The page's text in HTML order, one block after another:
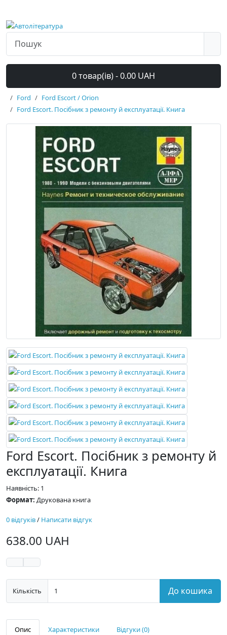
0 товар(ів) - 0.00 UAH
Ford
Ford Escort / Orion
Ford Escort. Посібник з ремонту й експлуатації. Книга
Ford Escort. Посібник з ремонту й
експлуатації. Книга
Наявність: 1
Формат: Друкована книга
0 відгуків/ Написати відгук
638.00 UAH
Кількість До кошика
Опис Характеристики
Відгуки (0)